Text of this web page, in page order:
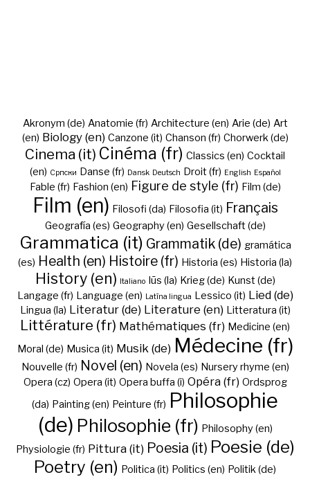
Akronym (de) Anatomie (fr) Architecture (en) Arie (de) Art
(en) Biology (en) Canzone (it) Chanson (fr) Chorwerk (de)
Cinema (it) Cinéma (fr) Classics (en) Cocktail
(en) Cрпски Danse (fr) Dansk Deutsch Droit (fr) English Español
Fable (fr) Fashion (en) Figure de style (fr) Film (de)
Film (en) Filosofi (da) Filosofia (it) Français
Geografía (es) Geography (en) Gesellschaft (de)
Grammatica (it) Grammatik (de) gramática
(es) Health (en) Histoire (fr) Historia (es) Historia (la)
History (en) Italiano Iūs (la) Krieg (de) Kunst (de)
Langage (fr) Language (en) Latīna lingua Lessico (it) Lied (de)
Lingua (la) Literatur (de) Literature (en) Litteratura (it)
Littérature (fr) Mathématiques (fr) Medicine (en)
Moral (de) Musica (it) Musik (de) Médecine (fr)
Nouvelle (fr) Novel (en) Novela (es) Nursery rhyme (en)
Opera (cz) Opera (it) Opera buffa (i) Opéra (fr) Ordsprog
(da) Painting (en) Peinture (fr) Philosophie
(de) Philosophie (fr) Philosophy (en)
Physiologie (fr) Pittura (it) Poesia (it) Poesie (de)
Poetry (en) Politica (it) Politics (en) Politik (de)